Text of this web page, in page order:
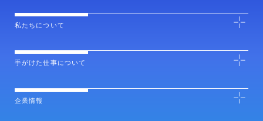
私たちについて
手がけた仕事について
企業情報